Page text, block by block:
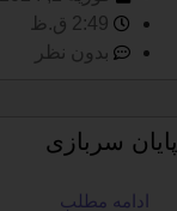
2:49 ق.ظ
بدون نظر
پایان سربازی
ادامه مطلب